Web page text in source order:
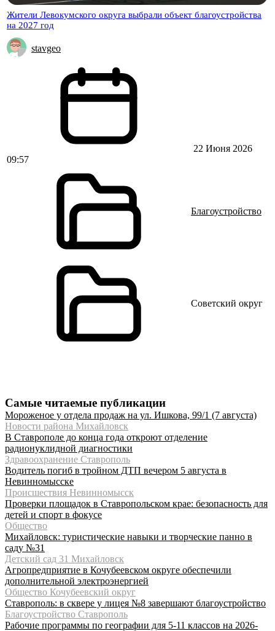
Жители Левокумского округа выбрали объект благоустройства
на 2027 год
stavgeo
22 Июня 2026
09:57
Благоустройство
Советский округ
Самые читаемые публикации
Мороженое у отдела продаж на ул. Ишкова, 99/1 (7 августа)
Новости района Михайловск
В Ставрополе до конца года откроют отделение
радионуклидной диагностики
Здравоохранение Ставрополь
Водитель погиб в тройном ДТП вечером 5 августа в
Невинномысске
Происшествия Невинномысск
Проверки площадок в Ставропольском крае: безопасность для
детей и спорт в фокусе
Общество
Михайловск: туристические навыки и творческие панно в
саду №31
Детский сад 31 Михайловск
Агропредприятие в Кочубеевском округе обеспечили
дополнительной электроэнергией
Общество Кочубеевский округ
Ставрополь: в сквере у лицея №8 завершают благоустройство
Благоустройство Ставрополь
Рабочие программы по географии для 5-11 классов на 2026-